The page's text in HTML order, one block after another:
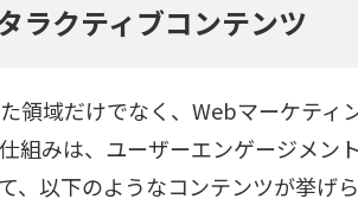
ラクティブコンテンツ
領域だけでなく、Webマーケティ
組みは、ユーザーエンゲージメン
以下のようなコンテンツが挙げら